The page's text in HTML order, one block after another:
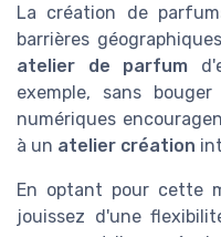
La création de
barrières
atelier de parfum
exemple, sans
numériques
à un atelier création
En optant pour cette
jouissez d'une